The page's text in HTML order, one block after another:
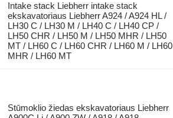
Intake stack Liebherr intake stack
ekskavatoriaus Liebherr A924 / A924 HL /
LH30 C / LH30 M / LH40 C / LH40 CP /
LH50 CHR / LH50 M / LH50 MHR / LH50
MT / LH60 C / LH60 CHR / LH60 M / LH60
MHR / LH60 MT
Stūmoklio žiedas ekskavatoriaus Liebherr